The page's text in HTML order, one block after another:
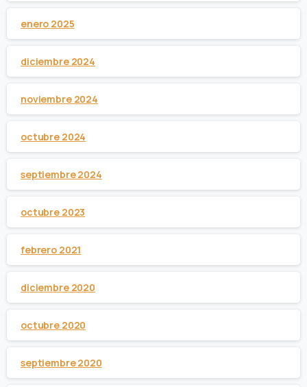
enero 2025
diciembre 2024
noviembre 2024
octubre 2024
septiembre 2024
octubre 2023
febrero 2021
diciembre 2020
octubre 2020
septiembre 2020